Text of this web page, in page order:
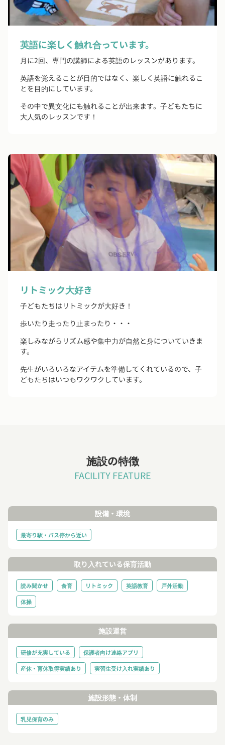
英語に楽しく触れ合っています。
月に2回、専門の講師による英語のレッスンがあります。
英語を覚えることが目的ではなく、楽しく英語に触れるこ
とを目的にしています。
その中で異文化にも触れることが出来ます。子どもたちに
大人気のレッスンです！
リトミック大好き
子どもたちはリトミックが大好き！
歩いたり走ったり止まったり・・・
楽しみながらリズム感や集中力が自然と身についていきま
す。
先生がいろいろなアイテムを準備してくれているので、子
どもたちはいつもワクワクしています。
施設の特徴
FACILITY FEATURE
設備・環境
最寄り駅・バス停から近い
取り入れている保育活動
読み聞かせ 食育 リトミック 英語教育
戸外活動
体操
施設運営
研修が充実している
保護者向け連絡アプリ
産休・育休取得実績あり
実習生受け入れ実績あり
施設形態・体制
乳児保育のみ